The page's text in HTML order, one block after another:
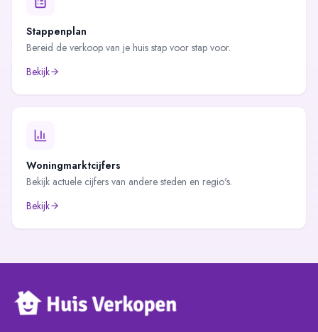
Stappenplan
Bereid de verkoop van je huis stap voor stap voor.
Bekijk
Woningmarktcijfers
Bekijk actuele cijfers van andere steden en regio's.
Bekijk